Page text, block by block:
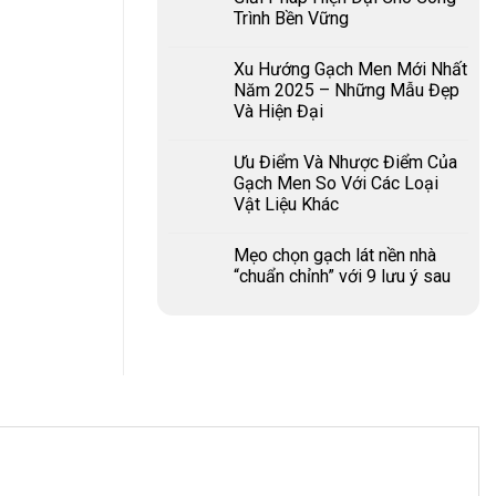
Trình Bền Vững
Xu Hướng Gạch Men Mới Nhất
Năm 2025 – Những Mẫu Đẹp
Và Hiện Đại
Ưu Điểm Và Nhược Điểm Của
Gạch Men So Với Các Loại
Vật Liệu Khác
Mẹo chọn gạch lát nền nhà
“chuẩn chỉnh” với 9 lưu ý sau